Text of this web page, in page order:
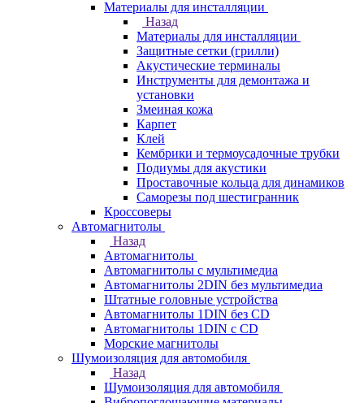
Материалы для инсталляции
Назад
Материалы для инсталляции
Защитные сетки (грилли)
Акустические терминалы
Инструменты для демонтажа и
установки
Змеиная кожа
Карпет
Клей
Кембрики и термоусадочные трубки
Подиумы для акустики
Проставочные кольца для динамиков
Саморезы под шестигранник
Кроссоверы
Автомагнитолы
Назад
Автомагнитолы
Автомагнитолы с мультимедиа
Автомагнитолы 2DIN без мультимедиа
Штатные головные устройства
Автомагнитолы 1DIN без CD
Автомагнитолы 1DIN с CD
Морские магнитолы
Шумоизоляция для автомобиля
Назад
Шумоизоляция для автомобиля